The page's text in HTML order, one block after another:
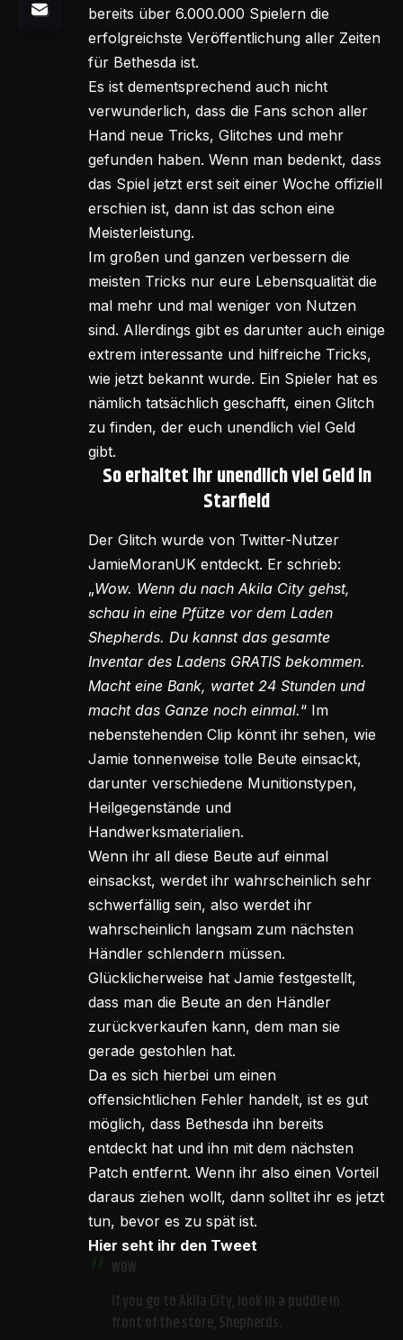
bereits über 6.000.000 Spielern die
erfolgreichste Veröffentlichung aller Zeiten
für Bethesda ist.
Es ist dementsprechend auch nicht
verwunderlich, dass die Fans schon aller
Hand neue Tricks, Glitches und mehr
gefunden haben. Wenn man bedenkt, dass
das Spiel jetzt erst seit einer Woche offiziell
erschien ist, dann ist das schon eine
Meisterleistung.
Im großen und ganzen verbessern die
meisten Tricks nur eure Lebensqualität die
mal mehr und mal weniger von Nutzen
sind. Allerdings gibt es darunter auch einige
extrem interessante und hilfreiche Tricks,
wie jetzt bekannt wurde. Ein Spieler hat es
nämlich tatsächlich geschafft, einen Glitch
zu finden, der euch unendlich viel Geld
gibt.
So erhaltet ihr unendlich viel Geld in
Starfield
Der Glitch wurde von Twitter-Nutzer
JamieMoranUK entdeckt. Er schrieb:
„Wow. Wenn du nach Akila City gehst,
schau in eine Pfütze vor dem Laden
Shepherds. Du kannst das gesamte
Inventar des Ladens GRATIS bekommen.
Macht eine Bank, wartet 24 Stunden und
macht das Ganze noch einmal.“ Im
nebenstehenden Clip könnt ihr sehen, wie
Jamie tonnenweise tolle Beute einsackt,
darunter verschiedene Munitionstypen,
Heilgegenstände und
Handwerksmaterialien.
Wenn ihr all diese Beute auf einmal
einsackst, werdet ihr wahrscheinlich sehr
schwerfällig sein, also werdet ihr
wahrscheinlich langsam zum nächsten
Händler schlendern müssen.
Glücklicherweise hat Jamie festgestellt,
dass man die Beute an den Händler
zurückverkaufen kann, dem man sie
gerade gestohlen hat.
Da es sich hierbei um einen
offensichtlichen Fehler handelt, ist es gut
möglich, dass Bethesda ihn bereits
entdeckt hat und ihn mit dem nächsten
Patch entfernt. Wenn ihr also einen Vorteil
daraus ziehen wollt, dann solltet ihr es jetzt
tun, bevor es zu spät ist.
Hier seht ihr den Tweet